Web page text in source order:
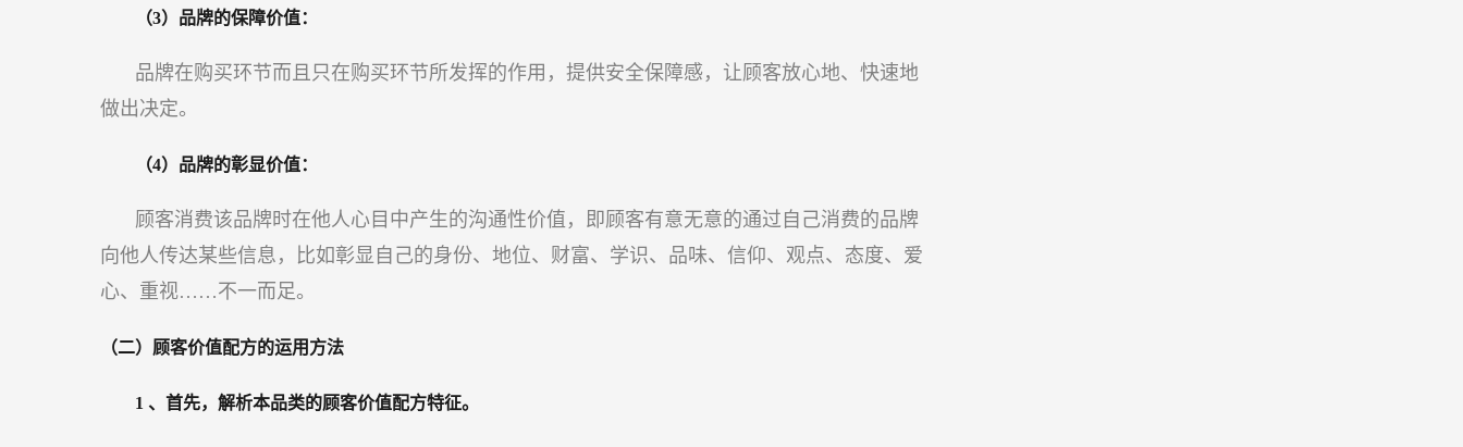
（3）品牌的保障价值：
品牌在购买环节而且只在购买环节所发挥的作用，提供安全保障感，让顾客放心地、快速地
做出决定。
（4）品牌的彰显价值：
顾客消费该品牌时在他人心目中产生的沟通性价值，即顾客有意无意的通过自己消费的品牌
向他人传达某些信息，比如彰显自己的身份、地位、财富、学识、品味、信仰、观点、态度、爱
心、重视……不一而足。
（二）顾客价值配方的运用方法
1 、首先，解析本品类的顾客价值配方特征。